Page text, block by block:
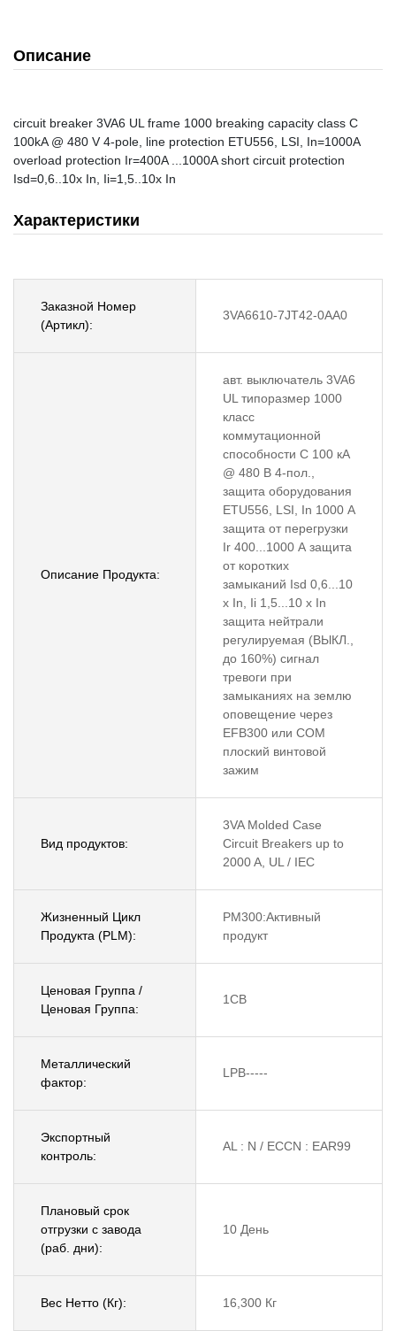
Описание
circuit breaker 3VA6 UL frame 1000 breaking capacity class C
100kA @ 480 V 4-pole, line protection ETU556, LSI, In=1000A
overload protection Ir=400A ...1000A short circuit protection
Isd=0,6..10x In, Ii=1,5..10x In
Характеристики
Заказной Номер
(Артикл):
3VA6610-7JT42-0AA0
Описание Продукта:
авт. выключатель 3VA6
UL типоразмер 1000
класс
коммутационной
способности C 100 кA
@ 480 В 4-пол.,
защита оборудования
ETU556, LSI, In 1000 А
защита от перегрузки
Ir 400...1000 А защита
от коротких
замыканий Isd 0,6...10
x In, Ii 1,5...10 x In
защита нейтрали
регулируемая (ВЫКЛ.,
до 160%) сигнал
тревоги при
замыканиях на землю
оповещение через
EFB300 или COM
плоский винтовой
зажим
Вид продуктов:
3VA Molded Case
Circuit Breakers up to
2000 A, UL / IEC
Жизненный Цикл
Продукта (PLM):
PM300:Активный
продукт
Ценовая Группа /
Ценовая Группа:
1CB
Металлический
фактор:
LPB-----
Экспортный
контроль:
AL : N / ECCN : EAR99
Плановый срок
отгрузки с завода
(раб. дни):
10 День
Вес Нетто (Кг): 16,300 Кг